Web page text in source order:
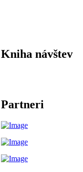
Kniha návštev
Partneri